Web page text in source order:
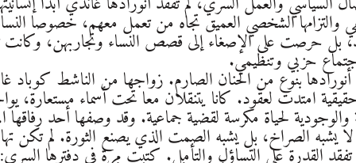
والتزامها الشخصي العميق تجاه من تعمل معهم، خصوصا
بل حرصت على الإصغاء إلى قصص النساء وتجاربهن، وكانت
حزبي وتنظيمي.
أنورادها بنوع من الحنان الصارم. زواجها من الناشط
امتدت لعقود. كانا يتنقلان معا تحت أسماء مستعارة،
لحياة مكرسة لقضية جماعية. وقد وصفها أحد رفاقها
لا يشبه الصراخ، بل يشبه الصمت الذي يصنع الثورة. لم تكن
القدرة على التساؤل والتأمل. كتبت مرة في دفترها السري: